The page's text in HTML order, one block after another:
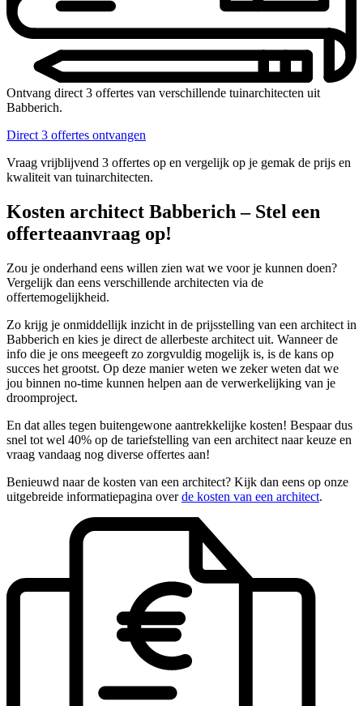
Ontvang direct 3 offertes van verschillende tuinarchitecten uit
Babberich.
Direct 3 offertes ontvangen
Vraag vrijblijvend 3 offertes op en vergelijk op je gemak de prijs en
kwaliteit van tuinarchitecten.
Kosten architect Babberich – Stel een
offerteaanvraag op!
Zou je onderhand eens willen zien wat we voor je kunnen doen?
Vergelijk dan eens verschillende architecten via de
offertemogelijkheid.
Zo krijg je onmiddellijk inzicht in de prijsstelling van een architect in
Babberich en kies je direct de allerbeste architect uit. Wanneer de
info die je ons meegeeft zo zorgvuldig mogelijk is, is de kans op
succes het grootst. Op deze manier weten we zeker weten dat we
jou binnen no-time kunnen helpen aan de verwerkelijking van je
droomproject.
En dat alles tegen buitengewone aantrekkelijke kosten! Bespaar dus
snel tot wel 40% op de tariefstelling van een architect naar keuze en
vraag vandaag nog diverse offertes aan!
Benieuwd naar de kosten van een architect? Kijk dan eens op onze
uitgebreide informatiepagina overde kosten van een architect.